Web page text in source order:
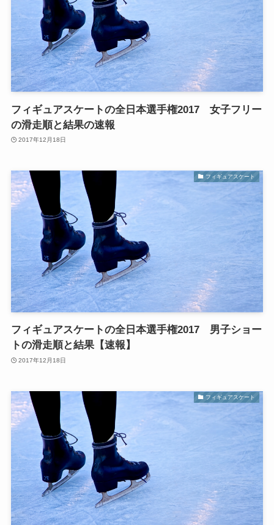
フィギュアスケートの全日本選手権2017 女子フリー
の滑走順と結果の速報
2017年12月18日
フィギュアスケート
フィギュアスケートの全日本選手権2017 男子ショー
トの滑走順と結果【速報】
2017年12月18日
フィギュアスケート